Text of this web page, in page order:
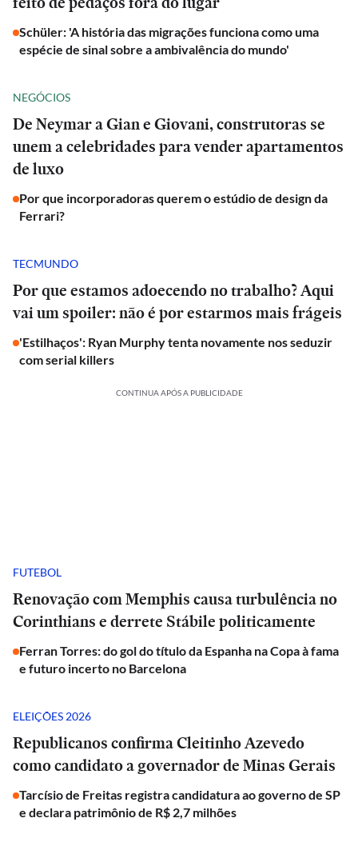
Schüler: 'A história das migrações funciona como uma
espécie de sinal sobre a ambivalência do mundo'
NEGÓCIOS
De Neymar a Gian e Giovani, construtoras se
unem a celebridades para vender apartamentos
de luxo
Por que incorporadoras querem o estúdio de design da
Ferrari?
TECMUNDO
Por que estamos adoecendo no trabalho? Aqui
vai um spoiler: não é por estarmos mais frágeis
'Estilhaços': Ryan Murphy tenta novamente nos seduzir
com serial killers
CONTINUA APÓS A PUBLICIDADE
FUTEBOL
Renovação com Memphis causa turbulência no
Corinthians e derrete Stábile politicamente
Ferran Torres: do gol do título da Espanha na Copa à fama
e futuro incerto no Barcelona
ELEIÇÕES 2026
Republicanos confirma Cleitinho Azevedo
como candidato a governador de Minas Gerais
Tarcísio de Freitas registra candidatura ao governo de SP
e declara patrimônio de R$ 2,7 milhões